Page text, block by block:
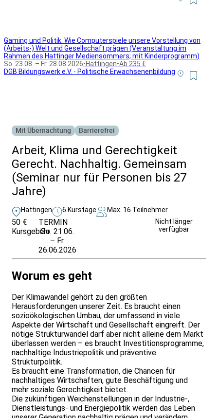
Gaming und Politik. Wie Computerspiele unsere Vorstellung von
(Arbeits-) Welt und Gesellschaft prägen (Veranstaltung im
Rahmen des Hattinger Mediensommers; mit Kinderprogramm)
So. 23.08. – Fr. 28.08.2026•Hattingen•Ab 235 €
DGB Bildungswerk e.V. - Politische Erwachsenenbildung
Mit Übernachtung Barrierefrei
Arbeit, Klima und Gerechtigkeit
Gerecht. Nachhaltig. Gemeinsam
(Seminar nur für Personen bis 27
Jahre)
Hattingen 6 Kurstage Max. 16 Teilnehmer
50 €
Kursgebühr
TERMIN
So. 21.06.
– Fr.
26.06.2026
Nicht länger
verfügbar
Worum es geht
Der Klimawandel gehört zu den größten
Herausforderungen unserer Zeit. Es braucht einen
sozioökologischen Umbau, der umfassend in viele
Aspekte der Wirtschaft und Gesellschaft eingreift. Der
nötige Strukturwandel darf aber nicht alleine dem Markt
überlassen werden – es braucht Investitionsprogramme,
nachhaltige Industriepolitik und präventive
Strukturpolitik.
Es braucht eine Transformation, die Chancen für
nachhaltiges Wirtschaften, gute Beschäftigung und
mehr soziale Gerechtigkeit bietet.
Die zukünftigen Weichenstellungen in der Industrie-,
Dienstleistungs- und Energiepolitik werden das Leben